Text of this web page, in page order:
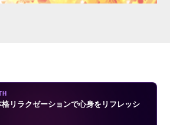
リラクゼーションで心身をリフレッシ